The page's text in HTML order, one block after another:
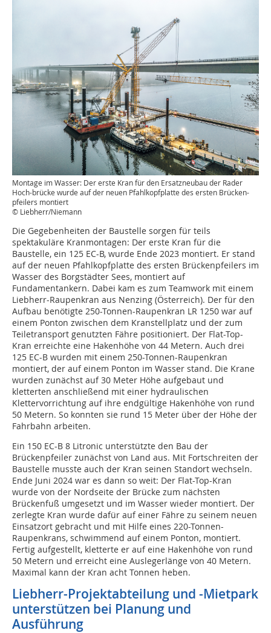
Montage im Wasser: Der erste Kran für den Ersatzneubau der Rader
Hoch-brücke wurde auf der neuen Pfahlkopfplatte des ersten Brücken-
pfeilers montiert
© Liebherr/Niemann
Die Gegebenheiten der Baustelle sorgen für teils
spektakuläre Kranmontagen: Der erste Kran für die
Baustelle, ein 125 EC-B, wurde Ende 2023 montiert. Er stand
auf der neuen Pfahlkopfplatte des ersten Brückenpfeilers im
Wasser des Borgstädter Sees, montiert auf
Fundamentankern. Dabei kam es zum Teamwork mit einem
Liebherr-Raupenkran aus Nenzing (Österreich). Der für den
Aufbau benötigte 250-Tonnen-Raupenkran LR 1250 war auf
einem Ponton zwischen dem Kranstellplatz und der zum
Teiletransport genutzten Fähre positioniert. Der Flat-Top-
Kran erreichte eine Hakenhöhe von 44 Metern. Auch drei
125 EC-B wurden mit einem 250-Tonnen-Raupenkran
montiert, der auf einem Ponton im Wasser stand. Die Krane
wurden zunächst auf 30 Meter Höhe aufgebaut und
kletterten anschließend mit einer hydraulischen
Klettervorrichtung auf ihre endgültige Hakenhöhe von rund
50 Metern. So konnten sie rund 15 Meter über der Höhe der
Fahrbahn arbeiten.
Ein 150 EC-B 8 Litronic unterstützte den Bau der
Brückenpfeiler zunächst von Land aus. Mit Fortschreiten der
Baustelle musste auch der Kran seinen Standort wechseln.
Ende Juni 2024 war es dann so weit: Der Flat-Top-Kran
wurde von der Nordseite der Brücke zum nächsten
Brückenfuß umgesetzt und im Wasser wieder montiert. Der
zerlegte Kran wurde dafür auf einer Fähre zu seinem neuen
Einsatzort gebracht und mit Hilfe eines 220-Tonnen-
Raupenkrans, schwimmend auf einem Ponton, montiert.
Fertig aufgestellt, kletterte er auf eine Hakenhöhe von rund
50 Metern und erreicht eine Auslegerlänge von 40 Metern.
Maximal kann der Kran acht Tonnen heben.
Liebherr-Projektabteilung und -Mietpark
unterstützen bei Planung und
Ausführung